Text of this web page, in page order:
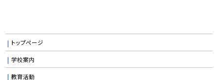
トップページ
学校案内
教育活動